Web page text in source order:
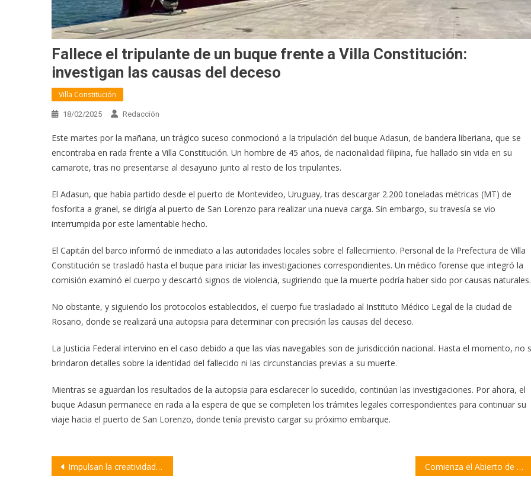
Fallece el tripulante de un buque frente a Villa Constitución:
investigan las causas del deceso
Villa Constitución
18/02/2025 Redacción
Este martes por la mañana, un trágico suceso conmocionó a la tripulación del buque Adasun, de bandera liberiana, que se
encontraba en rada frente a Villa Constitución. Un hombre de 45 años, de nacionalidad filipina, fue hallado sin vida en su
camarote, tras no presentarse al desayuno junto al resto de los tripulantes.
El Adasun, que había partido desde el puerto de Montevideo, Uruguay, tras descargar 2.200 toneladas métricas (MT) de
fosforita a granel, se dirigía al puerto de San Lorenzo para realizar una nueva carga. Sin embargo, su travesía se vio
interrumpida por este lamentable hecho.
El Capitán del barco informó de inmediato a las autoridades locales sobre el fallecimiento. Personal de la Prefectura de Villa
Constitución se trasladó hasta el buque para iniciar las investigaciones correspondientes. Un médico forense que integró la
comisión examinó el cuerpo y descartó signos de violencia, sugiriendo que la muerte podría haber sido por causas naturales.
No obstante, y siguiendo los protocolos establecidos, el cuerpo fue trasladado al Instituto Médico Legal de la ciudad de
Rosario, donde se realizará una autopsia para determinar con precisión las causas del deceso.
La Justicia Federal intervino en el caso debido a que las vías navegables son de jurisdicción nacional. Hasta el momento, no
brindaron detalles sobre la identidad del fallecido ni las circunstancias previas a su muerte.
Mientras se aguardan los resultados de la autopsia para esclarecer lo sucedido, continúan las investigaciones. Por ahora, el
buque Adasun permanece en rada a la espera de que se completen los trámites legales correspondientes para continuar su
viaje hacia el puerto de San Lorenzo, donde tenía previsto cargar su próximo embarque.
Navegación
Impulsan la creatividad juvenil con una nueva edición del programa que financia proyectos comunitarios Comienza el Abierto de Tenis de Empalme: una semana de alto nivel y emociones en la cancha